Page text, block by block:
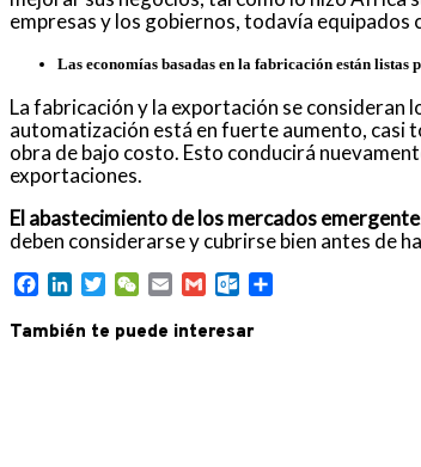
empresas y los gobiernos, todavía
Las economías basadas en la fabricación están listas
La fabricación y la exportación se consideran
automatización está en fuerte aumento, casi
obra de bajo costo. Esto conducirá
exportaciones.
El abastecimiento de los mercados
deben considerarse y cubrirse bien antes de
FacebookLinkedInTwitterWeChat
Email Gmail Outlook.com
También te puede interesar